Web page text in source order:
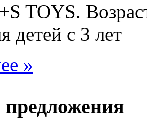
TOYS.
детей с 3 лет
»